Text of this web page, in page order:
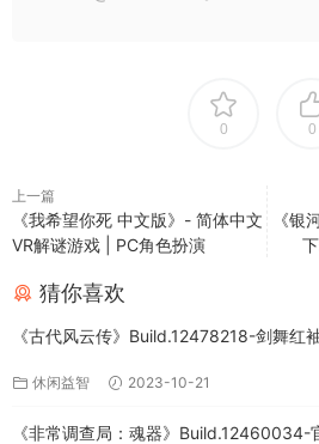
0 0
上一篇
《我希望你死 中文版》- 简体中文
VR解谜游戏 | PC角色扮演
《银
猜你喜欢
《古代风云传》Build.12478218-剑舞红
休闲益智 2023-10-21
《非常调查局：魂器》Build.12460034-